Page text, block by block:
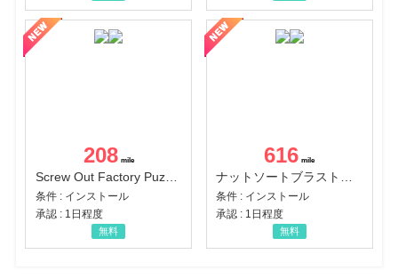
208
Screw Out Factory Puzzle 3D（経験値バーのマイルストーンを5にする（ユーザーレベル5に到達する））（Android）
条件 : インストール
承認 : 1日程度
無料
616
条件 : インストール
承認 : 1日程度
無料